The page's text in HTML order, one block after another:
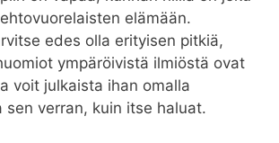
elämään.
edes olla erityisen pitkiä,
ympäröivistä ilmiöstä ovat
voit julkaista ihan omalla
sen verran, kuin itse haluat.